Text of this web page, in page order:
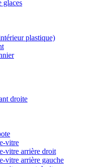
glaces
plastique)
droite
vitre
vitre arrière droit
vitre arrière gauche